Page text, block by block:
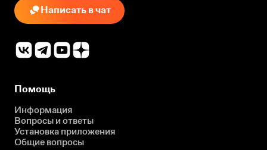
Написать в чат
Помощь
Информация
Вопросы и ответы
Установка приложения
Общие вопросы